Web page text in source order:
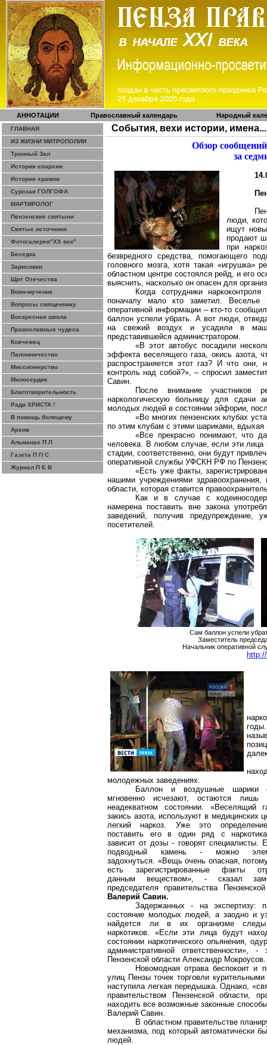
АННОТАЦИИ Православный календарь Народный
ГЛАВНАЯ
ИЗ ЖИЗНИ МИТРОПОЛИИ
Тронный Зал
История епархии
История храмов
Сурская ГОЛГОФА
МАРТИРОЛОГ
Пензенские святыни
Святые источники
Фотогалерея"ХХ век"
Беседка
Зарисовки
Щит Отечества
Воин-мученик
Вопросы священнику
Воскресная школа
Православные чудеса
Ковчежец
Паломничество
Миссионерство
Милосердие
Благотворительность
Ради ХРИСТА !
В помощь болящему
Архив
Альманах П Л
Газета П П С
Журнал П Е В
События, вехи истории, имена...
Обзор
за
люди,
ищут
продают
при
безвредного средства, помогающего
головного мозга, хотя такая «игрушка»
областном центре состоялсярейд, и его
выяснить, насколько он опасен для
Когда сотрудникинаркоконтроля
поначалу мало кто заметил. Веселье
оперативной информации – кто-то
баллон успели убрать. А вот люди,
на свежий воздух и усадили в
представившейся администратором.
«В этотавтобус посадили
эффекта веселящего газа, окись азота,
распространяется этот газ? И что они,
контроль над собой?», – спросил
Савин.
После внимание участников
наркологическуюбольницу для сдачи
молодых людей в состоянии эйфории,
«Во многих пензенских клубах
по этим клубам с этими шариками, вдыхая
«Все прекрасно понимают, что
человека. В любом случае, если эти лица
стадии, соответственно, они будут
оперативной службы УФСКН РФ по
«Есть уже факты,
нашими учреждениями здравоохранения,
области, которая ставится
Как и в случае с
намерена поставить внезакона
заведений, получив предупреждение,
посетителей.
Сам баллон успели
Заместитель
Начальник оперативной
молодежных заведениях.
Баллон и воздушные шарики
мгновенно исчезают, остаются
неадекватном состоянии. «Веселящий
закись азота, используют в медицинских
легкий наркоз. Уже это
поставить его в один ряд с
зависит от дозы - говорят специалисты.
подводный камень - можно
задохнуться. «Вещь очень опасная,
есть зарегистрированные факты
данным веществом», - сказал
председателя правительства
Валерий Савин.
Задержанных - на экспертизу:
состояние молодых людей, а заодно и
найдется ли в их организме следы
наркотиков. «Если эти лица будут
состоянии наркотического опьянения,
административной
Пензенской области Александр Мокроусов.
Новомодная отрава беспокоит и
улиц Пензы точек торговли
наступила легкая передышка. Однако,
правительством Пензенской области,
находить все возможные законные
Валерий Савин.
В областном правительстве
механизма, под который автоматически
людей.